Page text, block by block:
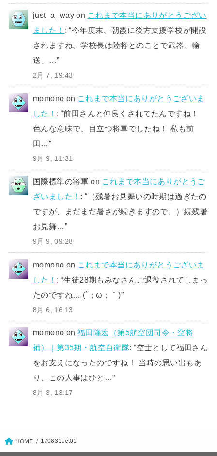
just_a_way on これまで本当にありがとうござい
ました！ : “今年度末、朝霞に後方支援学校が開設
されますね。学校長は陸将とのことで武器、輸
送、…”
2月 7, 19:43
momono on これまで本当にありがとうございま
した！ : “前田さんと仲良くされてたんですね！
色んな意味で、目立つ将軍でしたね！ 私も前
田…”
9月 9, 11:31
国際標準の将軍 on これまで本当にありがとうご
ざいました！ : “ （残暑お見舞いの時期は過ぎたの
ですが、まだまだ暑さが続きますので、）続残暑
お見舞…”
9月 9, 09:28
momono on これまで本当にありがとうございま
した！ : “生徒28期もみなさんご退役されてしまっ
たのですね… (´；ω；｀)”
8月 6, 16:13
momono on福田隆宏（第5航空団司令・空将
補）｜第35期・航空自衛隊: “空士として福田さん
をお支えになったのですね！ 当時の思い出もあ
り、この人事はひと…”
8月 3, 13:17
HOME 170831cet01